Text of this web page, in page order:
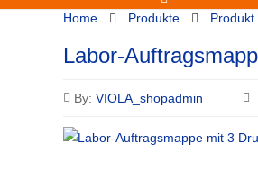
Home Produkte
Labor-
By: VIOLA_shopadmin